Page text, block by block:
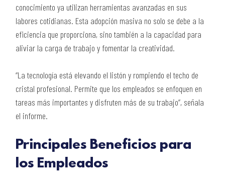
conocimiento ya utilizan herramientas avanzadas en sus
labores cotidianas. Esta adopción masiva no solo se debe a la
eficiencia que proporciona, sino también a la capacidad para
aliviar la carga de trabajo y fomentar la creatividad.
“La tecnología está elevando el listón y rompiendo el techo de
cristal profesional. Permite que los empleados se enfoquen en
tareas más importantes y disfruten más de su trabajo”, señala
el informe.
Principales Beneficios para
los Empleados